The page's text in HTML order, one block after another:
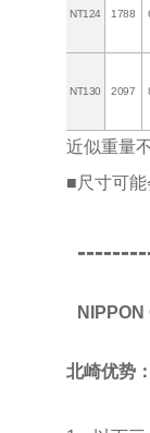
NT124 1788
NT130 2097
近似重量
■尺寸可
北崎优势